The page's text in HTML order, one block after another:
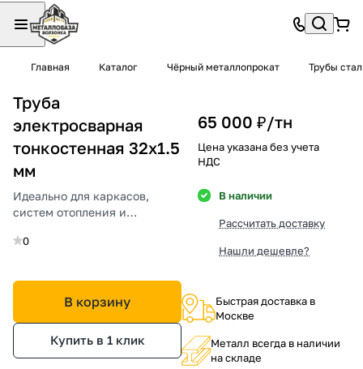
Главная Каталог Чёрный металлопрокат Трубы
Труба
электросварная
тонкостенная 32х1.5
мм
Идеально для каркасов,
систем отопления и
0
В корзину
Купить в 1 клик
65 000 ₽/тн
Цена указана без учета
НДС
В наличии
Рассчитать доставку
Нашли дешевле?
Быстрая доставка в
Москве
Металл всегда в наличии
на складе